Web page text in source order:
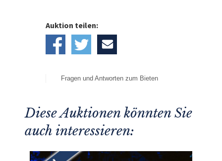
Auktion teilen:
Fragen und Antworten zum Bieten
Diese Auktionen könnten Sie
auch interessieren: